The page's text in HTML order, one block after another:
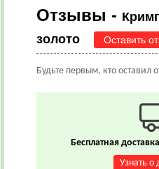
Отзывы -
золото
Оставить
Будьте первым, кто оставил
Бесплатная
Узнать о